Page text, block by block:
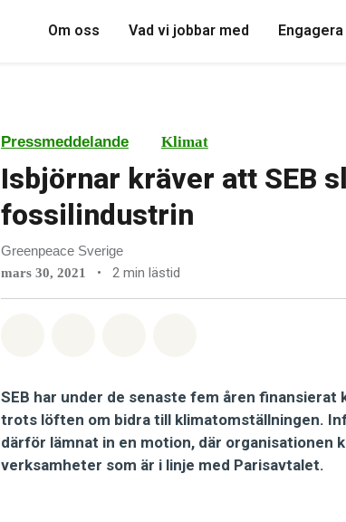
Om oss Vad vi jobbar med
Pressmeddelande Klimat
Isbjörnar kräver att SEB
fossilindustrin
Greenpeace Sverige
mars 30, 2021 • 2 min lästid
SEB har under de senaste fem åren
trots löften om bidra till klimatomställningen.
därför lämnat in en motion, där organisationen
verksamheter som är i linje med Parisavtalet.